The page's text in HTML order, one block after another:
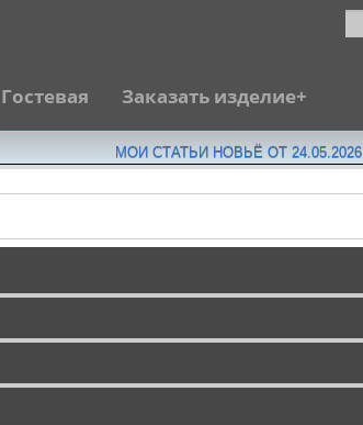
Гостевая Заказать изделие
МОИ СТАТЬИ НОВЬЁ ОТ 24.05.2026